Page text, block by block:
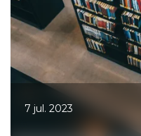
7 jul. 2023